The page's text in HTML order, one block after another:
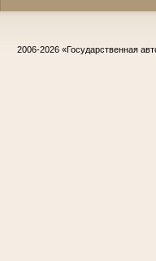
2006-2026 «Государственная